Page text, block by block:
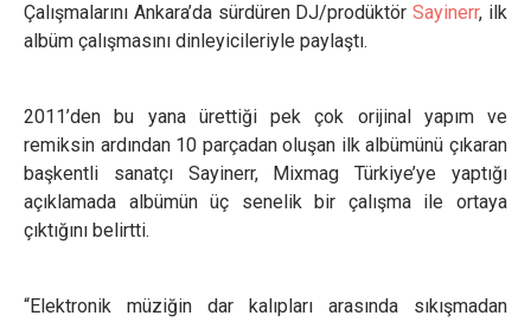
Çalışmalarını Ankara’da sürdüren DJ/prodüktörSayinerr, ilk
albüm çalışmasını dinleyicileriyle paylaştı.
2011’den bu yana ürettiği pek çok orijinal yapım ve
remiksin ardından 10 parçadan oluşan ilk albümünü çıkaran
başkentli sanatçı Sayinerr, Mixmag Türkiye’ye yaptığı
açıklamada albümün üç senelik bir çalışma ile ortaya
çıktığını belirtti.
“Elektronik müziğin dar kalıpları arasında sıkışmadan